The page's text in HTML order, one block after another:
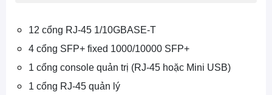
12 cổng RJ-45 1/10GBASE-T
4 cổng SFP+ fixed 1000/10000 SFP+
1 cổng console quản trị (RJ-45 hoặc Mini USB)
1 cổng RJ-45 quản lý